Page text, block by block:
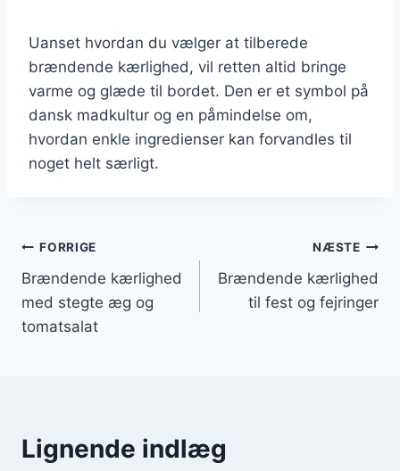
Uanset hvordan du vælger at tilberede
brændende kærlighed, vil retten altid bringe
varme og glæde til bordet. Den er et symbol på
dansk madkultur og en påmindelse om,
hvordan enkle ingredienser kan forvandles til
noget helt særligt.
Indlægsnavigation
FORRIGE
Brændende kærlighed
med stegte æg og
tomatsalat
NÆSTE
Brændende kærlighed
til fest og fejringer
Lignende indlæg